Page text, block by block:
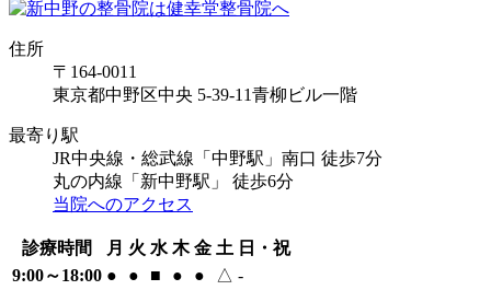
住所
〒164-0011
東京都中野区中央 5-39-11青柳ビル一階
最寄り駅
JR中央線・総武線「中野駅」南口 徒歩7分
丸の内線「新中野駅」 徒歩6分
当院へのアクセス
診療時間 月 火 水 木 金 土 日・祝
9:00～18:00 ● ● ■ ● ● △ -